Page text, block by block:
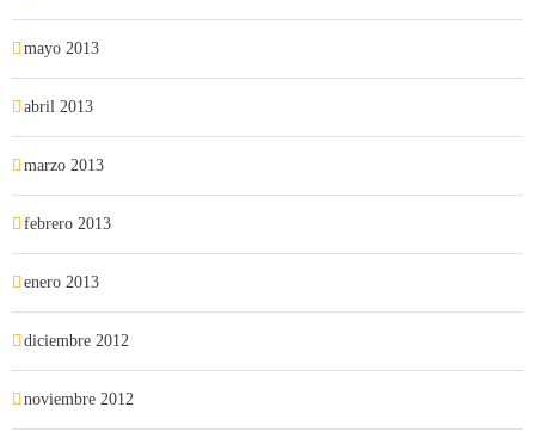
mayo 2013
abril 2013
marzo 2013
febrero 2013
enero 2013
diciembre 2012
noviembre 2012